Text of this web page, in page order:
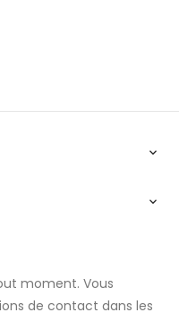


moment. Vous
de contact dans les